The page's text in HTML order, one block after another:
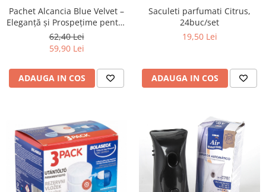
Pachet Alcancia Blue Velvet –
Eleganță și Prospețime pentru
Întreaga Casă și Garderobă
62,40 Lei
59,90 Lei
ADAUGA IN COS
Saculeti parfumati Citrus,
24buc/set
19,50 Lei
ADAUGA IN COS